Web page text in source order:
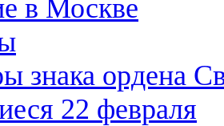
в Москве
знака ордена
22 февраля